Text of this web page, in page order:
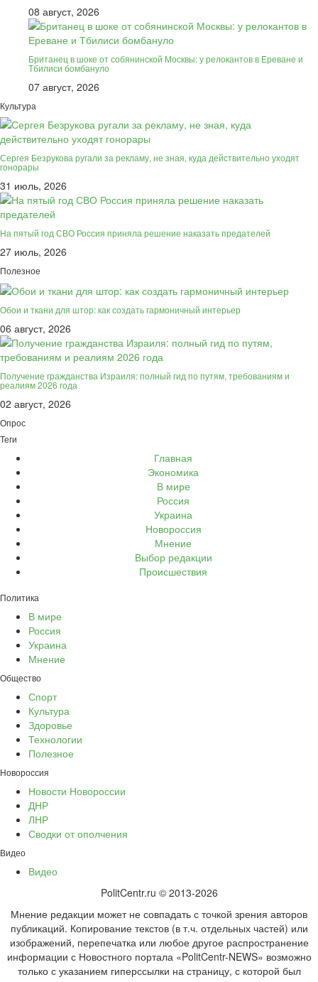
08 август, 2026
Британец в шоке от собянинской Москвы: у релокантов в Ереване и
Тбилиси бомбануло
07 август, 2026
Культура
Сергея Безрукова ругали за рекламу, не зная, куда действительно уходят
гонорары
31 июль, 2026
На пятый год СВО Россия приняла решение наказать предателей
27 июль, 2026
Полезное
Обои и ткани для штор: как создать гармоничный интерьер
06 август, 2026
Получение гражданства Израиля: полный гид по путям, требованиям и
реалиям 2026 года
02 август, 2026
Опрос
Теги
Главная
Экономика
В мире
Россия
Украина
Новороссия
Мнение
Выбор редакции
Происшествия
Политика
В мире
Россия
Украина
Мнение
Общество
Спорт
Культура
Здоровье
Технологии
Полезное
Новороссия
Новости Новороссии
ДНР
ЛНР
Сводки от ополчения
Видео
Видео
PolitCentr.ru © 2013-2026
Мнение редакции может не совпадать с точкой зрения авторов
публикаций. Копирование текстов (в т.ч. отдельных частей) или
изображений, перепечатка или любое другое распространение
информации с Новостного портала «PolitCentr-NEWS» возможно
только с указанием гиперссылки на страницу, с которой был